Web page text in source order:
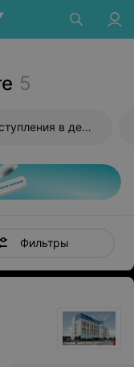
5
Справка для поступления в детский сад
Фильтры